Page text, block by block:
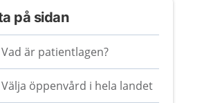
på sidan
Vad är patientlagen?
Välja öppenvård i hela landet